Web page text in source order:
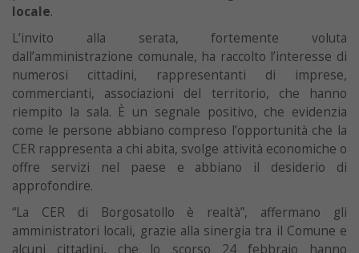
locale.
L’invito alla serata, fortemente voluta
dall’amministrazione comunale, ha raccolto l’interesse di
numerosi cittadini, rappresentanti di imprese,
commercianti, associazioni del territorio, che hanno
riempito la sala. È un segnale positivo, che evidenzia
come le persone abbiano compreso l’opportunità che la
CER rappresenta a chi abita, svolge attività economiche o
offre servizi nel paese e abbiano il desiderio di
approfondire.
“La CER di Borgosatollo è realtà”, affermano gli
amministratori locali, grazie alla sinergia tra il Comune e
alcuni cittadini, che lo scorso 24 febbraio hanno